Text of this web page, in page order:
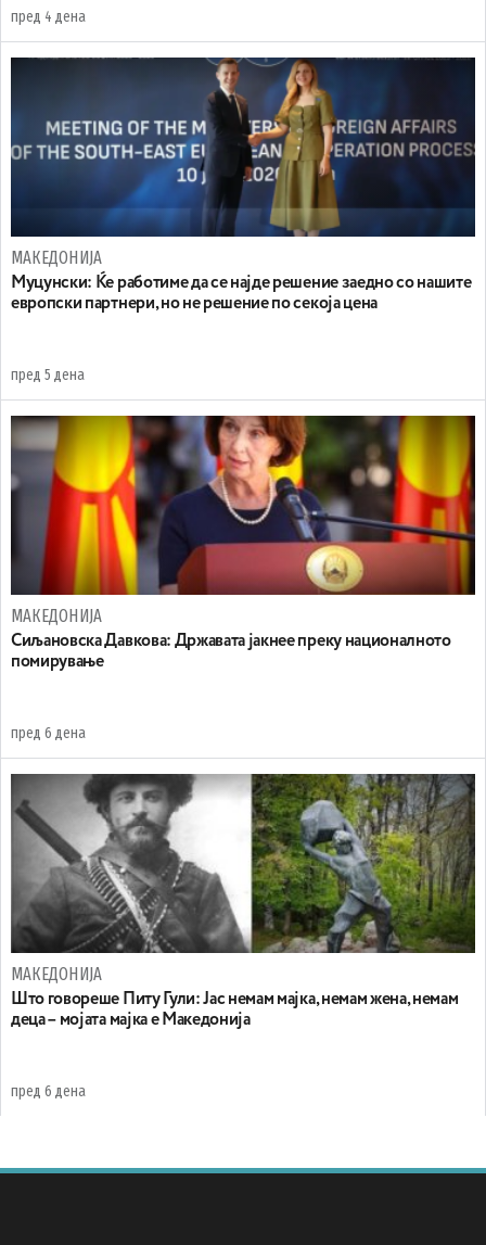
пред 4 дена
МАКЕДОНИЈА
Муцунски: Ќе работиме да се најде решение заедно со нашите
европски партнери, но не решение по секоја цена
пред 5 дена
МАКЕДОНИЈА
Сиљановска Давкова: Државата јакнее преку националното
помирување
пред 6 дена
МАКЕДОНИЈА
Што говореше Питу Гули: Јас немам мајка, немам жена, немам
деца – мојата мајка е Македонија
пред 6 дена